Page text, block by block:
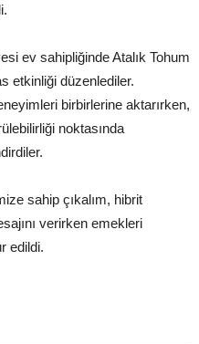
ev sahipliğinde Atalık Tohum
etkinliği düzenlediler.
birbirlerine aktarırken,
noktasında
sahip çıkalım, hibrit
verirken emekleri
edildi.